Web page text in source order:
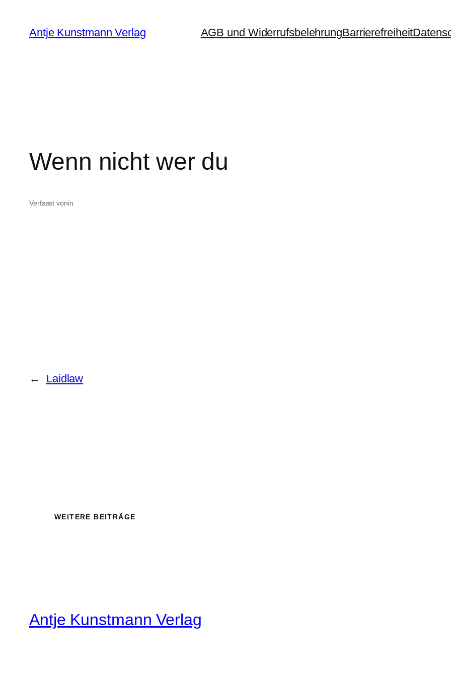
springen
Antje Kunstmann Verlag AGB und WiderrufsbelehrungBarrierefreiheit
Wenn nicht wer du
Verfasst vonin
← Laidlaw
WEITERE BEITRÄGE
Antje Kunstmann Verlag